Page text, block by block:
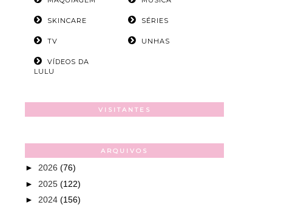
SKINCARE SÉRIES
TV UNHAS
VÍDEOS DA
LULU
VISITANTES
ARQUIVOS
► 2026 (76)
► 2025 (122)
► 2024 (156)